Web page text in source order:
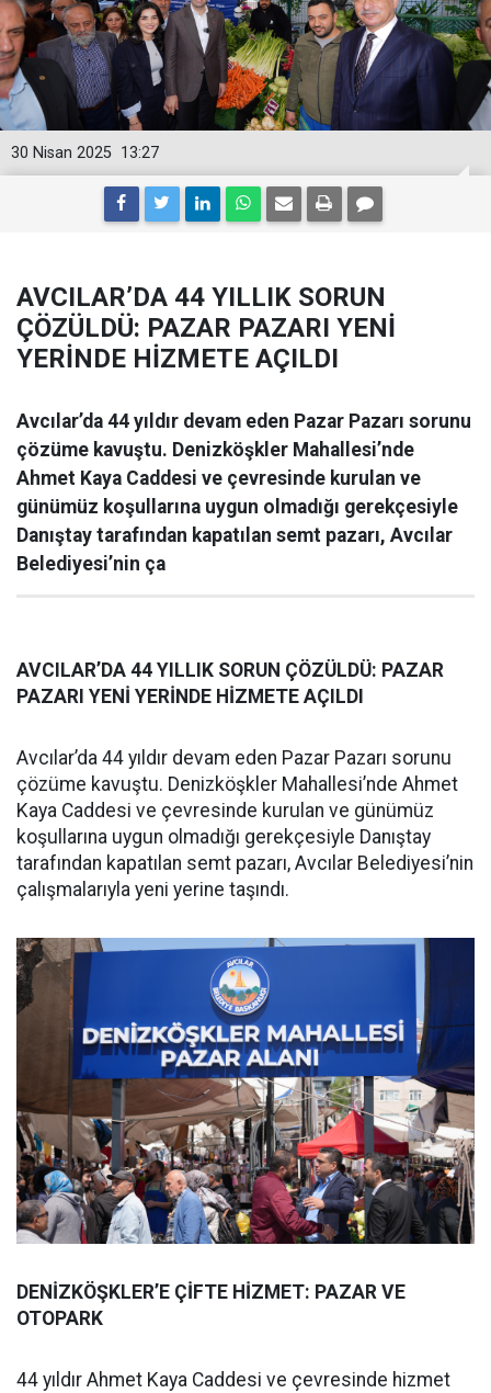
13:27
30 Nisan 2025
AVCILAR’DA 44 YILLIK SORUN
ÇÖZÜLDÜ: PAZAR PAZARI YENİ
YERİNDE HİZMETE AÇILDI
Avcılar’da 44 yıldır devam eden Pazar Pazarı sorunu
çözüme kavuştu. Denizköşkler Mahallesi’nde
Ahmet Kaya Caddesi ve çevresinde kurulan ve
günümüz koşullarına uygun olmadığı gerekçesiyle
Danıştay tarafından kapatılan semt pazarı, Avcılar
Belediyesi’nin ça
AVCILAR’DA 44 YILLIK SORUN ÇÖZÜLDÜ: PAZAR
PAZARI YENİ YERİNDE HİZMETE AÇILDI
Avcılar’da 44 yıldır devam eden Pazar Pazarı sorunu
çözüme kavuştu. Denizköşkler Mahallesi’nde Ahmet
Kaya Caddesi ve çevresinde kurulan ve günümüz
koşullarına uygun olmadığı gerekçesiyle Danıştay
tarafından kapatılan semt pazarı, Avcılar Belediyesi’nin
çalışmalarıyla yeni yerine taşındı.
DENİZKÖŞKLER’E ÇİFTE HİZMET: PAZAR VE
OTOPARK
44 yıldır Ahmet Kaya Caddesi ve çevresinde hizmet